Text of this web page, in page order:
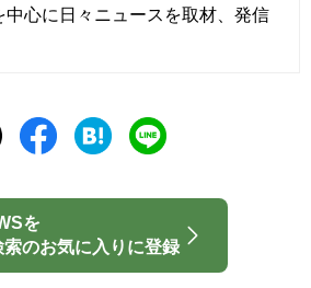
中心に日々ニュースを取材、発信
を
のお気に入りに登録